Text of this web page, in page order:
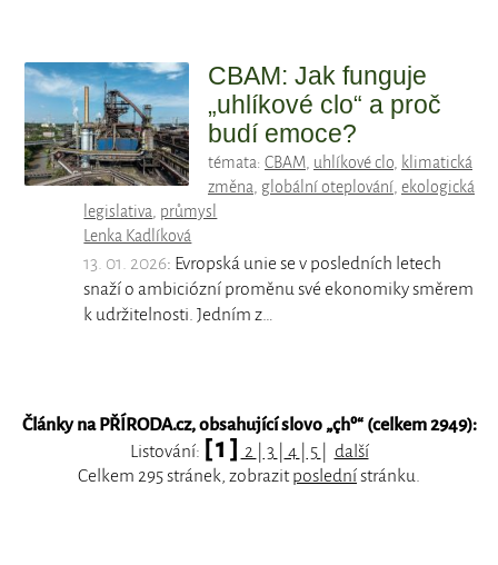
CBAM: Jak funguje
„uhlíkové clo“ a proč
budí emoce?
témata: CBAM, uhlíkové clo, klimatická
změna, globální oteplování, ekologická
legislativa, průmysl
Lenka Kadlíková
13. 01. 2026: Evropská unie se v posledních letech
snaží o ambiciózní proměnu své ekonomiky směrem
k udržitelnosti. Jedním z…
Články na PŘÍRODA.cz, obsahující slovo „çhº“ (celkem 2949):
Listování: [ 1 ] 2 3 4 5
další
Celkem 295 stránek, zobrazitposlednístránku.